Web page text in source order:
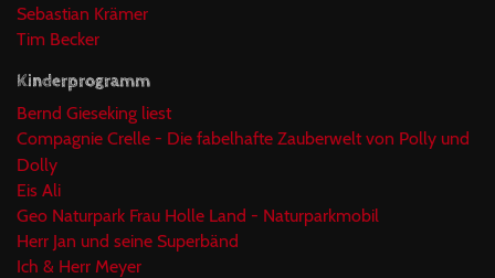
Sebastian Krämer
Tim Becker
Kinderprogramm
Bernd Gieseking liest
Compagnie Crelle - Die fabelhafte Zauberwelt von Polly und
Dolly
Eis Ali
Geo Naturpark Frau Holle Land - Naturparkmobil
Herr Jan und seine Superbänd
Ich & Herr Meyer